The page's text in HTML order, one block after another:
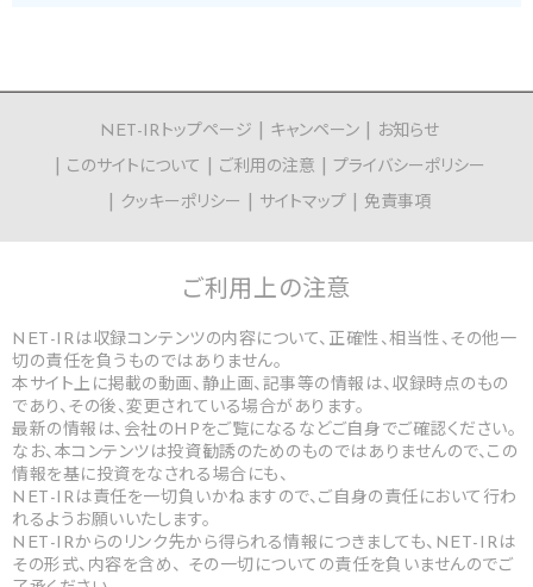
NET-IRトップページ キャンペーン
お知らせ
このサイトについて
ご利用の注意
プライバシーポリシー
クッキーポリシー
サイトマップ 免責事項
ご利用上の注意
NET-IRは収録コンテンツの内容について、正確性、相当性、その他一
切の責任を負うものではありません。
本サイト上に掲載の動画、静止画、記事等の情報は、収録時点のもの
であり、その後、変更されている場合があります。
最新の情報は、会社のHPをご覧になるなどご自身でご確認ください。
なお、本コンテンツは投資勧誘のためのものではありませんので、この
情報を基に投資をなされる場合にも、
NET-IRは責任を一切負いかねますので、ご自身の責任において行わ
れるようお願いいたします。
NET-IRからのリンク先から得られる情報につきましても、NET-IRは
その形式、内容を含め、 その一切についての責任を負いませんのでご